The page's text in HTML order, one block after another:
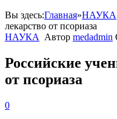
Вы здесь:Главная»НАУКА
лекарство от псориаза
НАУКА
Автор medadmin
Российские
от псориаза
0